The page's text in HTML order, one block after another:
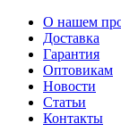
О нашем
Доставка
Гарантия
Оптовикам
Новости
Статьи
Контакты